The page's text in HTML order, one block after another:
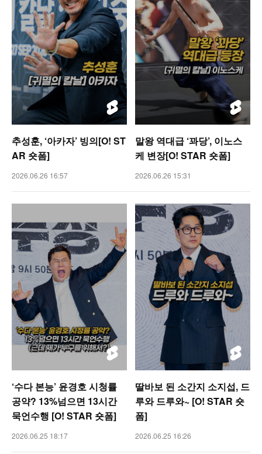
추성훈, ‘아카자’ 빙의[O! ST
AR 숏폼]
2026.06.26 16:57
말왕 역대급 ‘꽈당’, 이노스
케 변장[O! STAR 숏폼]
2026.06.26 15:31
‘수다 본능’ 윤경호 시청률
공약? 13%넘으면 13시간
묵언수행 [O! STAR 숏폼]
2026.06.25 18:17
딸바보 된 소간지 소지섭, 드
루와 드루와~ [O! STAR 숏
폼]
2026.06.25 16:26